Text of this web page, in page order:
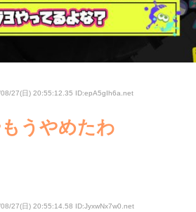
27(日) 20:55:12.35 ID:epA5gIh6a .net
うやめたわ
27(日) 20:55:14.58 ID:JyxwNx7w0 .net